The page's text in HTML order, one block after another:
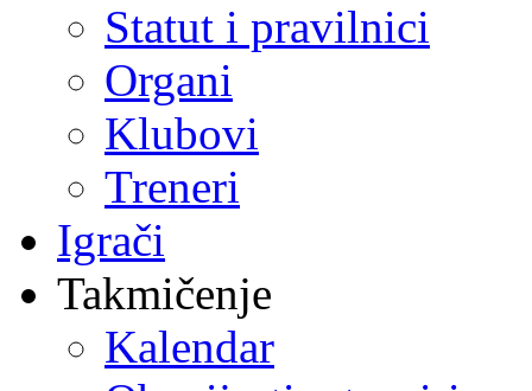
Statut i pravilnici
Organi
Klubovi
Treneri
Igrači
Takmičenje
Kalendar